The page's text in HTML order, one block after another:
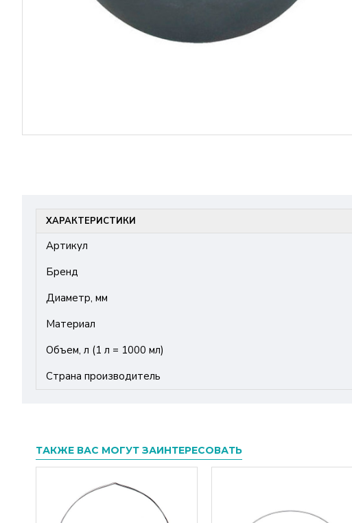
ХАРАКТЕРИСТИКИ
Артикул
Бренд
Диаметр, мм
Материал
Объем, л (1 л = 1000 мл)
Страна производитель
ТАКЖЕ ВАС МОГУТ ЗАИНТЕРЕСОВАТЬ